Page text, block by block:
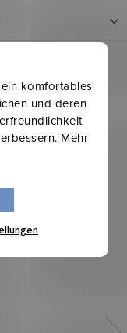
komfortables
und deren
Mehr